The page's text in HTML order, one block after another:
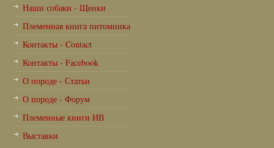
Наши собаки - Щенки
Племенная книга питомника
Контакты - Contact
Контакты - Facebook
О породе - Статьи
О породе - Форум
Племенные книги ИВ
Выставки